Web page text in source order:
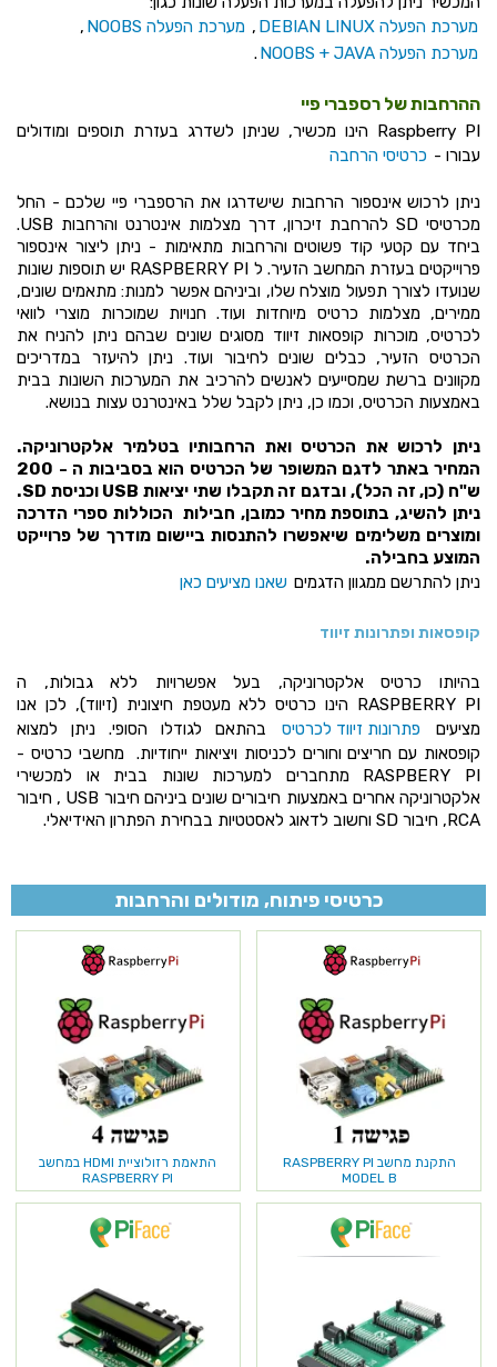
מערכת הפעלה DEBIAN LINUX
, מערכת הפעלה NOOBS
,
מערכת הפעלה NOOBS + JAVA
.
ההרחבות של רספברי פיי
Raspberry PI הינו מכשיר, שניתן לשדרג בעזרת תוספים ומודולים
עבורו - כרטיסי הרחבה
ניתן לרכוש אינספור הרחבות שישדרגו את הרספברי פיי שלכם - החל
מכרטיסי SD להרחבת זיכרון, דרך מצלמות אינטרנט והרחבות USB.
ביחד עם קטעי קוד פשוטים והרחבות מתאימות - ניתן ליצור אינספור
פרוייקטים בעזרת המחשב הזעיר. ל RASPBERRY PI יש תוספות שונות
שנועדו לצורך תפעול מוצלח שלו, וביניהם אפשר למנות: מתאמים שונים,
ממירים, מצלמות כרטיס מיוחדות ועוד. חנויות שמוכרות מוצרי לוואי
לכרטיס, מוכרות קופסאות זיווד מסוגים שונים שבהם ניתן להניח את
הכרטיס הזעיר, כבלים שונים לחיבור ועוד. ניתן להיעזר במדריכים
מקוונים ברשת שמסייעים לאנשים להרכיב את המערכות השונות בבית
באמצעות הכרטיס, וכמו כן, ניתן לקבל שלל באינטרנט עצות בנושא.
ניתן לרכוש את הכרטיס ואת הרחבותיו בטלמיר אלקטרוניקה.
המחיר באתר לדגם המשופר של הכרטיס הוא בסביבות ה - 200
ש"ח (כן, זה הכל), ובדגם זה תקבלו שתי יציאות USB וכניסת SD.
ניתן להשיג, בתוספת מחיר כמובן, חבילות הכוללות ספרי הדרכה
ומוצרים משלימים שיאפשרו להתנסות ביישום מודרך של פרוייקט
המוצע בחבילה.
ניתן להתרשם ממגוון הדגמים שאנו מציעים כאן
קופסאות ופתרונות זיווד
בהיותו כרטיס אלקטרוניקה, בעל אפשרויות ללא גבולות, ה
RASPBERRY PI הינו כרטיס ללא מעטפת חיצונית (זיווד), לכן אנו
מציעים
פתרונות זיווד לכרטיס
בהתאם לגודלו הסופי. ניתן למצוא
קופסאות עם חריצים וחורים לכניסות ויציאות ייחודיות. מחשבי כרטיס -
RASPBERY PI מתחברים למערכות שונות בבית או למכשירי
אלקטרוניקה אחרים באמצעות חיבורים שונים ביניהם חיבור USB , חיבור
RCA, חיבור SD וחשוב לדאוג לאסטטיות בבחירת הפתרון האידיאלי.
כרטיסי פיתוח, מודולים והרחבות
התאמת רזולוציית HDMI במחשב
RASPBERRY PI
התקנת מחשב RASPBERRY PI
MODEL B